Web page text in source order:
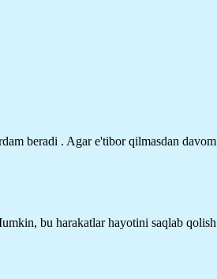
beradi . Agar e'tibor qilmasdan
bu harakatlar hayotini saqlab